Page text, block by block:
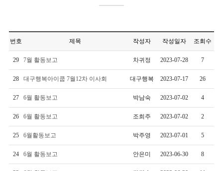
번호 제목 작성자 작성일자 조회수
29 7월 활동보고 차귀정 2023-07-28 7
28 대구행복아이쿱 7월12차 이사회 대구행복 2023-07-17 26
27 6월 활동보고 박남숙 2023-07-02 4
26 6월 활동보고 조희주 2023-07-02 2
25 6월활동보고 박주영 2023-07-01 5
24 6월 활동보고 안은미 2023-06-30 8